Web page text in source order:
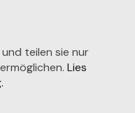
teilen sie nur
Lies